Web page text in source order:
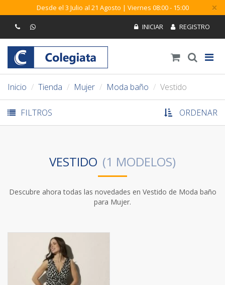
Desde el 3 Julio al 21 Agosto | Viernes 08:00 - 15:00 ×
Inicio Tienda Mujer Moda baño Vestido
FILTROS ORDENAR
VESTIDO
Descubre ahora todas las novedades en Vestido de Moda baño
para Mujer.